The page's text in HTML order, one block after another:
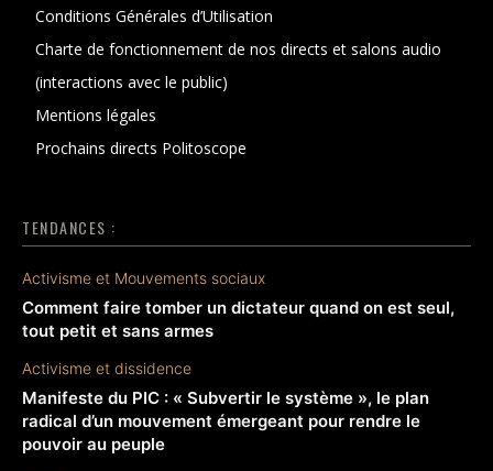
Conditions Générales d’Utilisation
Charte de fonctionnement de nos directs et salons audio
(interactions avec le public)
Mentions légales
Prochains directs Politoscope
TENDANCES :
Activisme et Mouvements sociaux
Comment faire tomber un dictateur quand on est seul,
tout petit et sans armes
Activisme et dissidence
Manifeste du PIC : « Subvertir le système », le plan
radical d’un mouvement émergeant pour rendre le
pouvoir au peuple